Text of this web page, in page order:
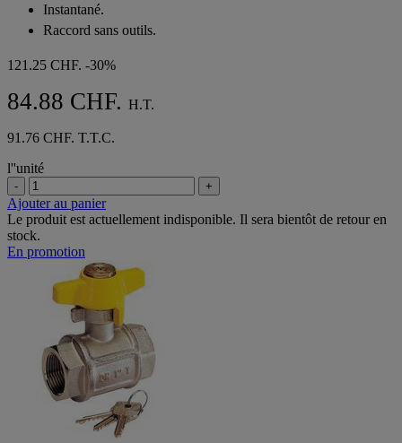
avis
étoiles.
avis
Instantané.
Raccord sans outils.
121.25 CHF. -30%
84.88 CHF. H.T.
91.76 CHF. T.T.C.
l''unité
- +
Ajouter au panier
Le produit est actuellement indisponible. Il sera bientôt de retour en
stock.
En promotion